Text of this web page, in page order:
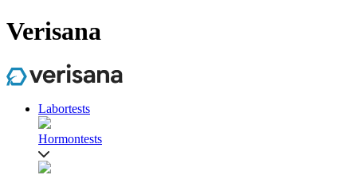
Verisana
Labortests
Hormontests